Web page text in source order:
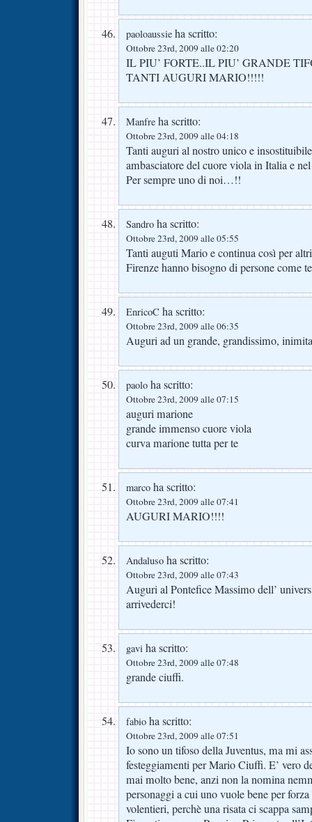
paoloaussie ha scritto:
Ottobre 23rd, 2009 alle 02:20
IL PIU’ FORTE..IL PIU’ GRANDE
TANTI AUGURI MARIO!!!!!
Manfre ha scritto:
Ottobre 23rd, 2009 alle 04:18
Tanti auguri al nostro unico e
ambasciatore del cuore viola in Italia e
Per sempre uno di noi…!!
Sandro ha scritto:
Ottobre 23rd, 2009 alle 05:55
Tanti auguti Mario e continua così per
Firenze hanno bisogno di persone come
EnricoC ha scritto:
Ottobre 23rd, 2009 alle 06:35
Auguri ad un grande, grandissimo,
paolo ha scritto:
Ottobre 23rd, 2009 alle 07:15
auguri marione
grande immenso cuore viola
curva marione tutta per te
marco ha scritto:
Ottobre 23rd, 2009 alle 07:41
AUGURI MARIO!!!!
Andaluso ha scritto:
Ottobre 23rd, 2009 alle 07:43
Auguri al Pontefice Massimo dell’
arrivederci!
gavi ha scritto:
Ottobre 23rd, 2009 alle 07:48
grande ciuffi.
fabio ha scritto:
Ottobre 23rd, 2009 alle 07:51
Io sono un tifoso della Juventus, ma mi
festeggiamenti per Mario Ciuffi. E’ vero
mai molto bene, anzi non la nomina
personaggi a cui uno vuole bene per
volentieri, perchè una risata ci scappa